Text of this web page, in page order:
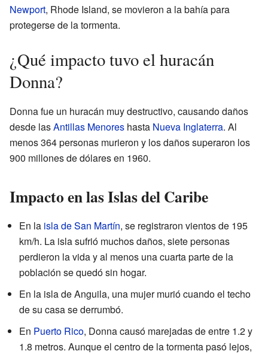
Newport, Rhode Island, se movieron a la bahía para
protegerse de la tormenta.
¿Qué impacto tuvo el huracán
Donna?
Donna fue un huracán muy destructivo, causando daños
desde lasAntillas Menores hasta Nueva Inglaterra. Al
menos 364 personas murieron y los daños superaron los
900 millones de dólares en 1960.
Impacto en las Islas del Caribe
En la isla de San Martín, se registraron vientos de 195
km/h. La isla sufrió muchos daños, siete personas
perdieron la vida y al menos una cuarta parte de la
población se quedó sin hogar.
En la isla de Anguila, una mujer murió cuando el techo
de su casa se derrumbó.
En Puerto Rico, Donna causó marejadas de entre 1.2 y
1.8 metros. Aunque el centro de la tormenta pasó lejos,